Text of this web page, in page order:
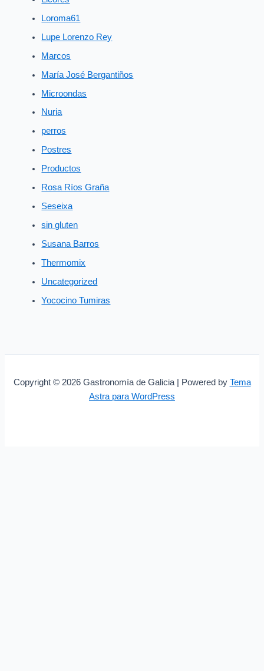
Loroma61
Lupe Lorenzo Rey
Marcos
María José Bergantiños
Microondas
Nuria
perros
Postres
Productos
Rosa Ríos Graña
Seseixa
sin gluten
Susana Barros
Thermomix
Uncategorized
Yococino Tumiras
Copyright © 2026 Gastronomía de Galicia | Powered by Tema
Astra para WordPress